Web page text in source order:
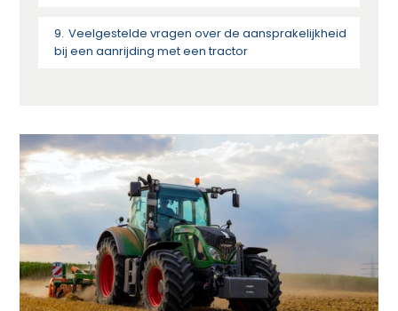
Veelgestelde vragen over de aansprakelijkheid
bij een aanrijding met een tractor